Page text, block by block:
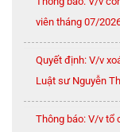
viên tháng 07/
Quyết định: V/v
Luật sư Nguyễn
Oanh
Thông báo: V/v tổ